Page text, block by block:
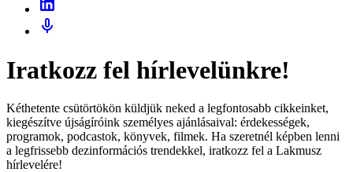
Iratkozz fel hírlevelünkre!
Kéthetente csütörtökön küldjük neked a legfontosabb cikkeinket,
kiegészítve újságíróink személyes ajánlásaival: érdekességek,
programok, podcastok, könyvek, filmek. Ha szeretnél képben lenni
a legfrissebb dezinformációs trendekkel, iratkozz fel a Lakmusz
hírlevelére!